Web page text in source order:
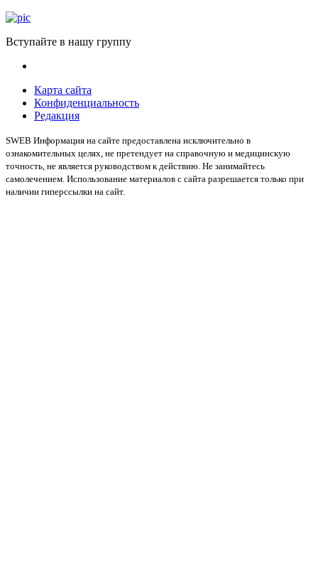
Вступайте в нашу группу
Карта сайта
Конфиденциальность
Редакция
SWEB Информация на сайте предоставлена исключительно в
ознакомительных целях, не претендует на справочную и медицинскую
точность, не является руководством к действию. Не занимайтесь
самолечением. Использование материалов с сайта разрешается только при
наличии гиперссылки на сайт.